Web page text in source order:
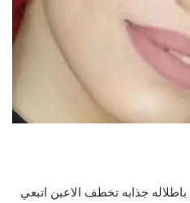
جذابه تخطف الاعين اتبعي